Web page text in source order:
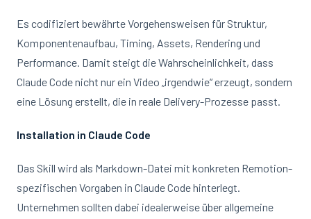
Es codifiziert bewährte Vorgehensweisen für Struktur,
Komponentenaufbau, Timing, Assets, Rendering und
Performance. Damit steigt die Wahrscheinlichkeit, dass
Claude Code nicht nur ein Video „irgendwie“ erzeugt, sondern
eine Lösung erstellt, die in reale Delivery-Prozesse passt.
Installation in Claude Code
Das Skill wird als Markdown-Datei mit konkreten Remotion-
spezifischen Vorgaben in Claude Code hinterlegt.
Unternehmen sollten dabei idealerweise über allgemeine